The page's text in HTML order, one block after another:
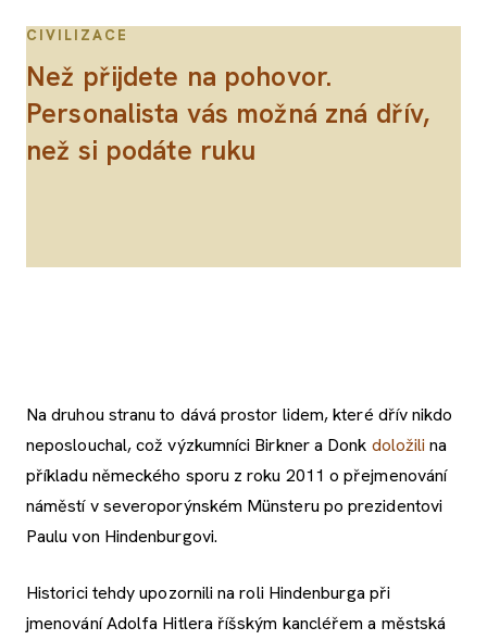
CIVILIZACE
Než přijdete na pohovor.
Personalista vás možná zná dřív,
než si podáte ruku
Na druhou stranu to dává prostor lidem, které dřív nikdo
neposlouchal, což výzkumníci Birkner a Donk doložili na
příkladu německého sporu z roku 2011 o přejmenování
náměstí v severoporýnském Münsteru po prezidentovi
Paulu von Hindenburgovi.
Historici tehdy upozornili na roli Hindenburga při
jmenování Adolfa Hitlera říšským kancléřem a městská